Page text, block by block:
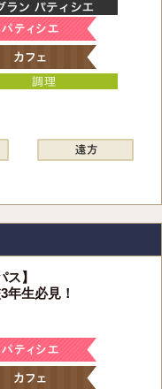
】
年生必見！